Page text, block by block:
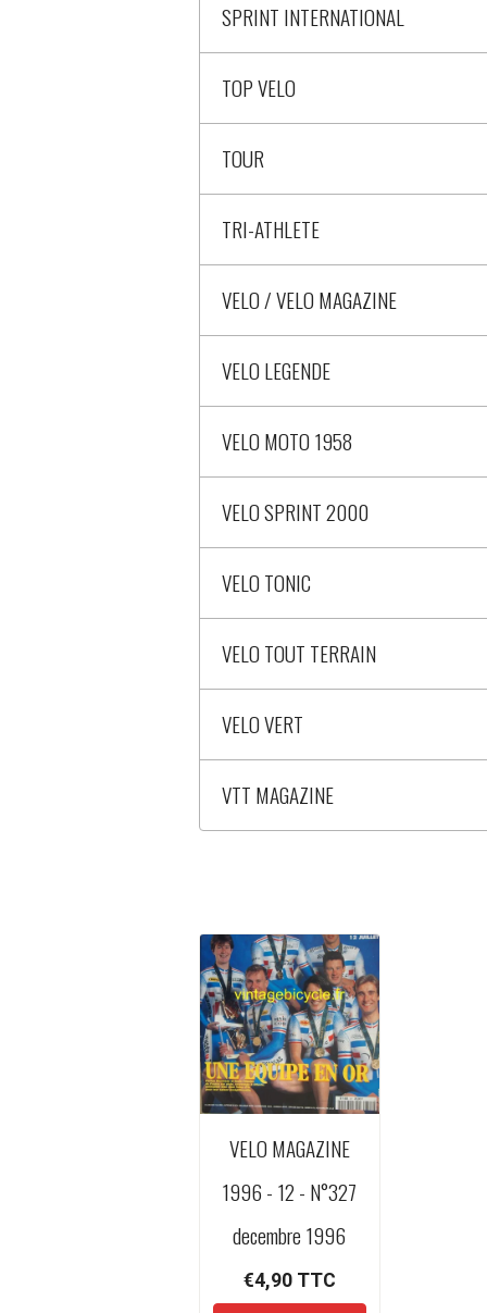
SPRINT INTERNATIONAL
TOP VELO
TOUR
TRI-ATHLETE
VELO / VELO MAGAZINE
VELO LEGENDE
VELO MOTO 1958
VELO SPRINT 2000
VELO TONIC
VELO TOUT TERRAIN
VELO VERT
VTT MAGAZINE
VELO MAGAZINE
1996 - 12 - N°327
decembre 1996
€4,90 TTC